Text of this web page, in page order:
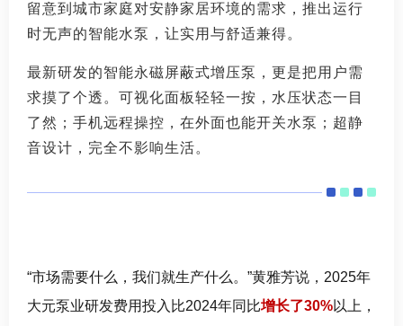
留意到城市家庭对安静家居环境的需求，推出运行
时无声的智能水泵，让实用与舒适兼得。
最新研发的智能永磁屏蔽式增压泵，更是把用户需
求摸了个透。可视化面板轻轻一按，水压状态一目
了然； 手机远程操控，在外面也能开关水泵；超静
音设计，完全不影响生活。
“市场需要什么，我们就生产什么。”黄雅芳说，2025年
大元泵业研发费用投入比2024年同比增长了30%以上，